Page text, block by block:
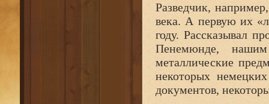
Разведчик,
века. А первую их
году. Рассказывал
Пенемюнде,
металлические
некоторых
документов,